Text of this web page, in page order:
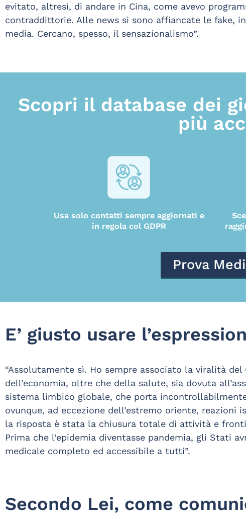
evitato, altresì, di andare in Cina, come avevo
contraddittorie. Alle news si sono affiancate le fake,
media. Cercano, spesso, il sensazionalismo”.
Scopri il database dei
più
Usa solo contatti sempre aggiornati e
in regola col GDPR
Prova
E’ giusto usare
“Assolutamente sì. Ho sempre associato la viralità
dell’economia, oltre che della salute, sia dovuta
sistema limbico globale, che porta
ovunque, ad eccezione dell’estremo oriente,
la risposta è stata la chiusura totale di attività e
Prima che l’epidemia diventasse pandemia, gli Stati
medicale completo ed accessibile a tutti”.
Secondo Lei, come